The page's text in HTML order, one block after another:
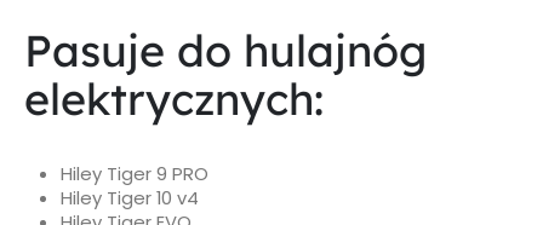
Pasuje do hulajnóg
elektrycznych:
Hiley Tiger 9 PRO
Hiley Tiger 10 v4